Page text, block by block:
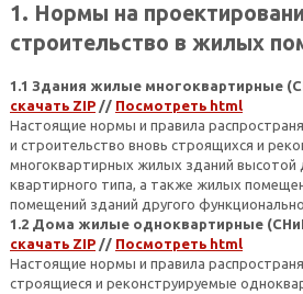
1. Нормы на
строительство в жилых
1.1 Здания жилые многоквартирные
скачать ZIP // Посмотреть html
Настоящие нормы и правила
и строительство вновь строящихся и
многоквартирных жилых зданий
квартирного типа, а также жилых
помещений зданий другого
1.2 Дома жилые одноквартирные
скачать ZIP // Посмотреть html
Настоящие нормы и правила
строящиеся и реконструируемые